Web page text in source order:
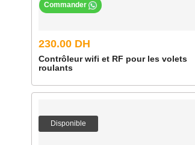
230.00 DH
Contrôleur wifi et RF pour les volets
roulants
Commander
Disponible